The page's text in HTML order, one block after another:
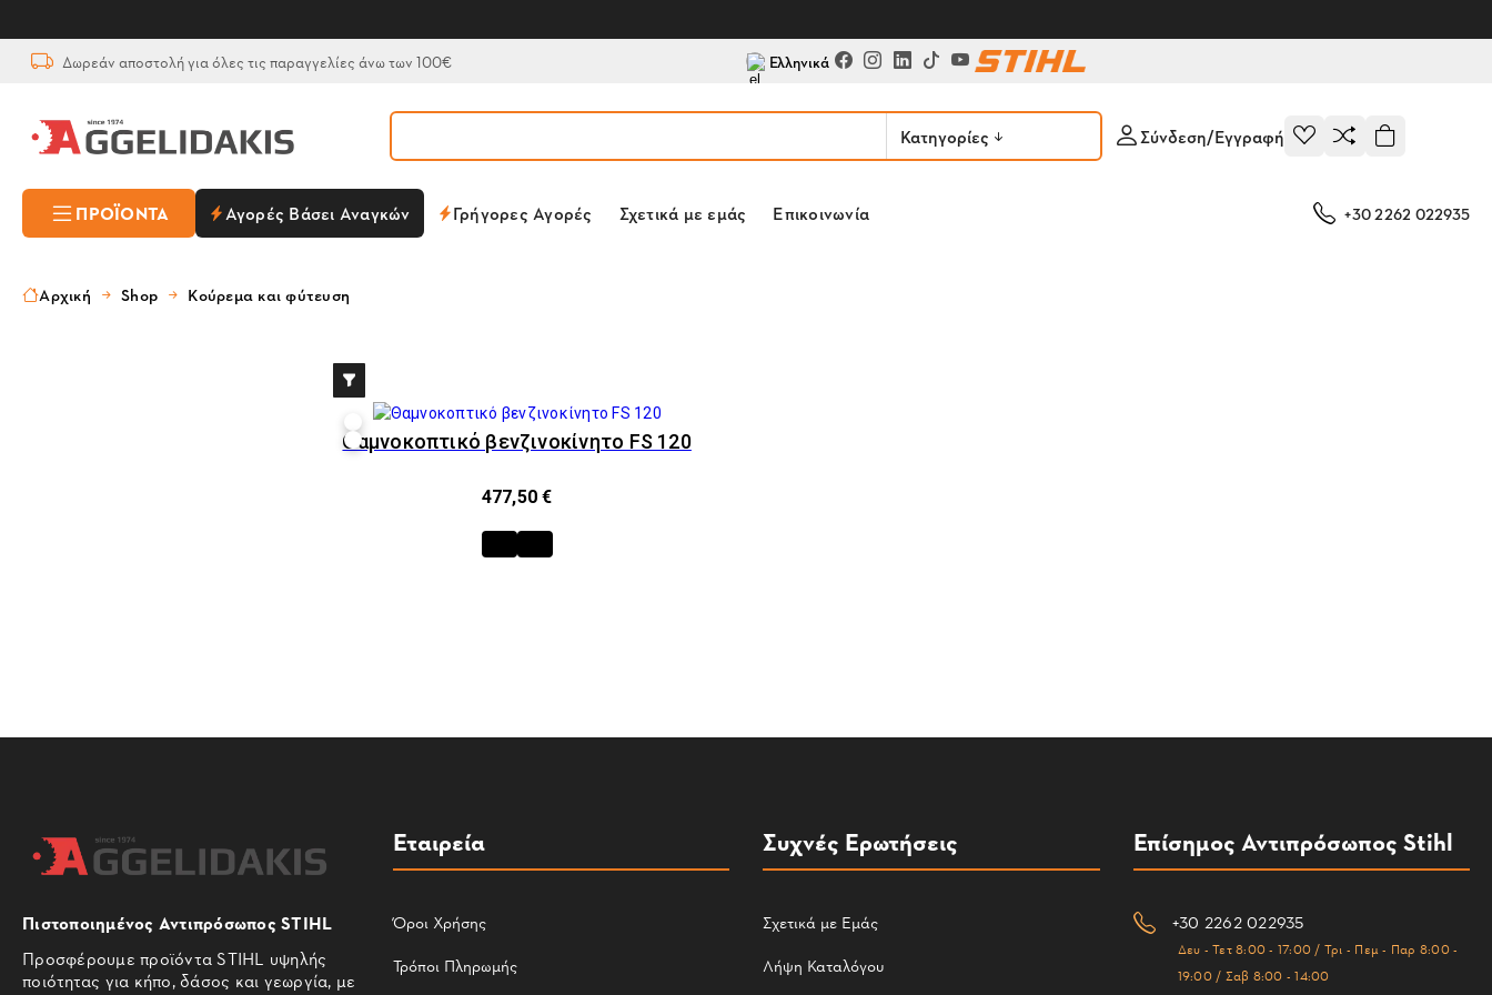
Δωρεάν αποστολή για όλες τις παραγγελίες άνω των 100€ Ελληνικά
Κατηγορίες Σύνδεση/Εγγραφή
ΠΡΟΪΌΝΤΑ Αγορές Βάσει Αναγκών Γρήγορες Αγορές Σχετικά με εμάς Επικοινωνία +30 2262 022935
Αρχική Shop Κούρεμα και φύτευση
Θαμνοκοπτικό βενζινοκίνητο FS 120
477,50 €
Πιστοποιημένος Αντιπρόσωπος STIHL
Προσφέρουμε προϊόντα STIHL υψηλής
ποιότητας για κήπο, δάσος και γεωργία, με
Εταιρεία
Όροι Χρήσης
Τρόποι Πληρωμής
Συχνές Ερωτήσεις
Σχετικά με Εμάς
Λήψη Καταλόγου
Επίσημος Αντιπρόσωπος Stihl
+30 2262 022935
Δευ - Τετ 8:00 - 17:00 / Τρι - Πεμ - Παρ 8:00 -
19:00 / Σαβ 8:00 - 14:00